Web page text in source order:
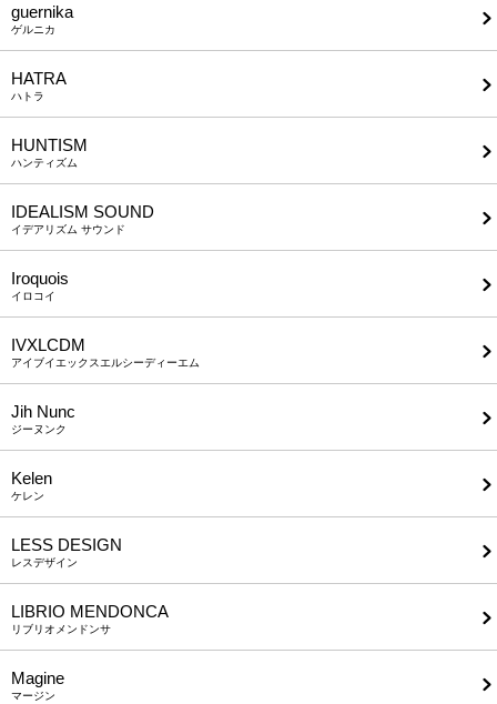
guernika
ゲルニカ
HATRA
ハトラ
HUNTISM
ハンティズム
IDEALISM SOUND
イデアリズム サウンド
Iroquois
イロコイ
IVXLCDM
アイブイエックスエルシーディーエム
Jih Nunc
ジーヌンク
Kelen
ケレン
LESS DESIGN
レスデザイン
LIBRIO MENDONCA
リブリオメンドンサ
Magine
マージン